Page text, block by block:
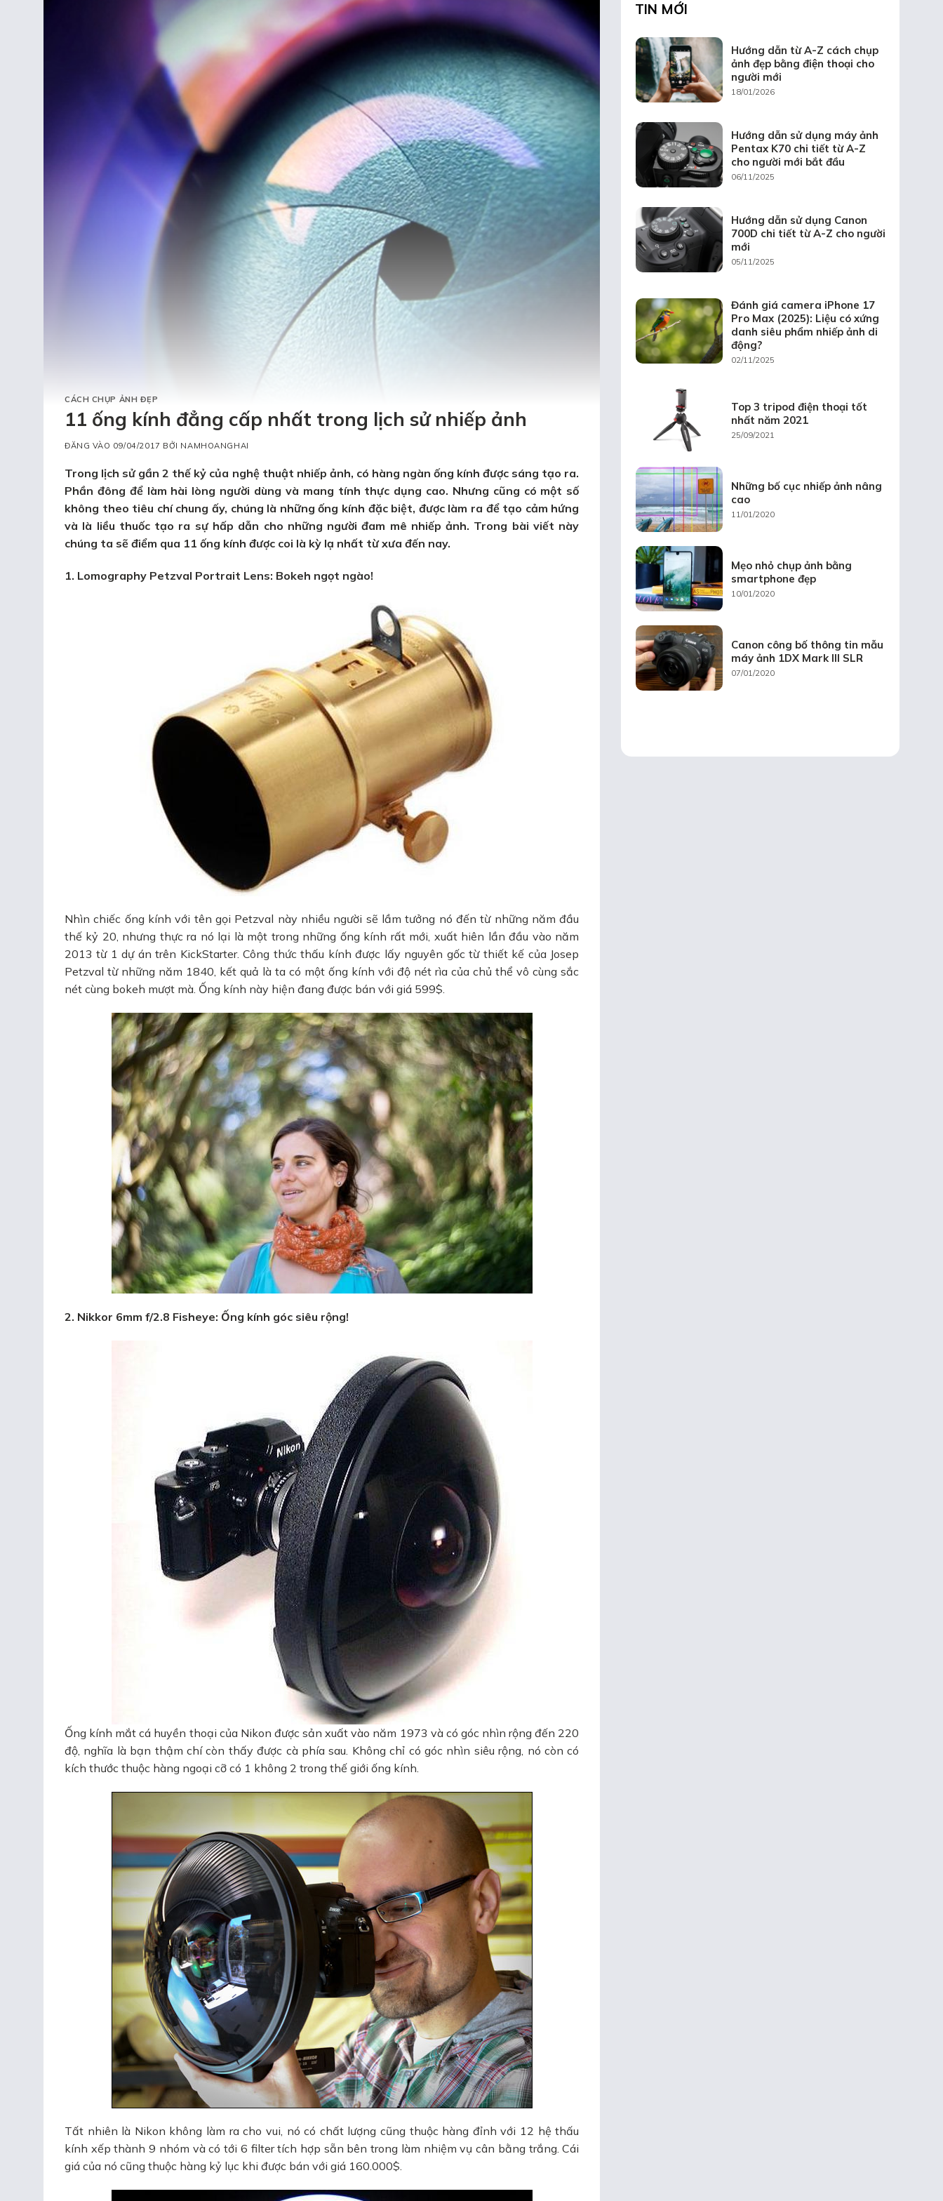
CÁCH CHỤP ẢNH ĐẸP
11 ống kính đẳng cấp nhất trong lịch sử nhiếp ảnh
ĐĂNG VÀO 09/04/2017 BỞI NAMHOANGHAI
Trong lịch sử gần 2 thế kỷ của nghệ thuật nhiếp ảnh, có hàng ngàn ống kính được sáng tạo ra.
Phần đông để làm hài lòng người dùng và mang tính thực dụng cao. Nhưng cũng có một số
không theo tiêu chí chung ấy, chúng là những ống kính đặc biệt, được làm ra để tạo cảm hứng
và là liều thuốc tạo ra sự hấp dẫn cho những người đam mê nhiếp ảnh. Trong bài viết này
chúng ta sẽ điểm qua 11 ống kính được coi là kỳ lạ nhất từ xưa đến nay.
1. Lomography Petzval Portrait Lens: Bokeh ngọt ngào!
Nhìn chiếc ống kính với tên gọi Petzval này nhiều người sẽ lầm tưởng nó đến từ những năm đầu
thế kỷ 20, nhưng thực ra nó lại là một trong những ống kính rất mới, xuất hiên lần đầu vào năm
2013 từ 1 dự án trên KickStarter. Công thức thấu kính được lấy nguyên gốc từ thiết kế của Josep
Petzval từ những năm 1840, kết quả là ta có một ống kính với độ nét rìa của chủ thể vô cùng sắc
nét cùng bokeh mượt mà. Ống kính này hiện đang được bán với giá 599$.
2. Nikkor 6mm f/2.8 Fisheye: Ống kính góc siêu rộng!
Ống kính mắt cá huyền thoại của Nikon được sản xuất vào năm 1973 và có góc nhìn rộng đến 220
độ, nghĩa là bạn thậm chí còn thấy được cà phía sau. Không chỉ có góc nhìn siêu rộng, nó còn có
kích thước thuộc hàng ngoại cỡ có 1 không 2 trong thế giới ống kính.
Tất nhiên là Nikon không làm ra cho vui, nó có chất lượng cũng thuộc hàng đỉnh với 12 hệ thấu
kính xếp thành 9 nhóm và có tới 6 filter tích hợp sẵn bên trong làm nhiệm vụ cân bằng trắng. Cái
giá của nó cũng thuộc hàng kỷ lục khi được bán với giá 160.000$.
TIN MỚI
Hướng dẫn từ A-Z cách chụp
ảnh đẹp bằng điện thoại cho
người mới
18/01/2026
Hướng dẫn sử dụng máy ảnh
Pentax K70 chi tiết từ A-Z
cho người mới bắt đầu
06/11/2025
Hướng dẫn sử dụng Canon
700D chi tiết từ A-Z cho người
mới
05/11/2025
Đánh giá camera iPhone 17
Pro Max (2025): Liệu có xứng
danh siêu phẩm nhiếp ảnh di
động?
02/11/2025
Top 3 tripod điện thoại tốt
nhất năm 2021
25/09/2021
Những bố cục nhiếp ảnh nâng
cao
11/01/2020
Mẹo nhỏ chụp ảnh bằng
smartphone đẹp
10/01/2020
Canon công bố thông tin mẫu
máy ảnh 1DX Mark III SLR
07/01/2020